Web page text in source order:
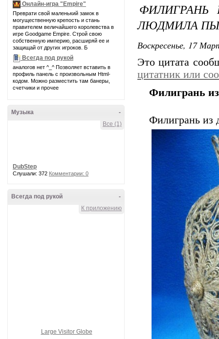
Онлайн-игра "Empire"
Преврати свой маленький замок в
могущественную крепость и стань
правителем величайшего королевства в
игре Goodgame Empire. Строй свою
собственную империю, расширяй ее и
защищай от других игроков. Б
Всегда под рукой
аналогов нет ^_^ Позволяет вставить в
профиль панель с произвольным Html-
кодом. Можно разместить там банеры,
счетчики и прочее
-
Музыка
Все (1)
DubStep
Слушали: 372 Комментарии: 0
-
Всегда под рукой
К приложению
Large Visitor Globe
ФИЛИГРАНЬ
ЛЮДМИЛА
Воскресенье, 17
Это цитата
цитатник или
Филигрань
Филигрань из